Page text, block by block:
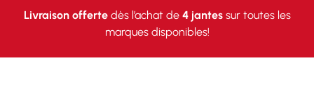
Livraison offertedès l’achat de 4 jantessur toutes les
marques disponibles!